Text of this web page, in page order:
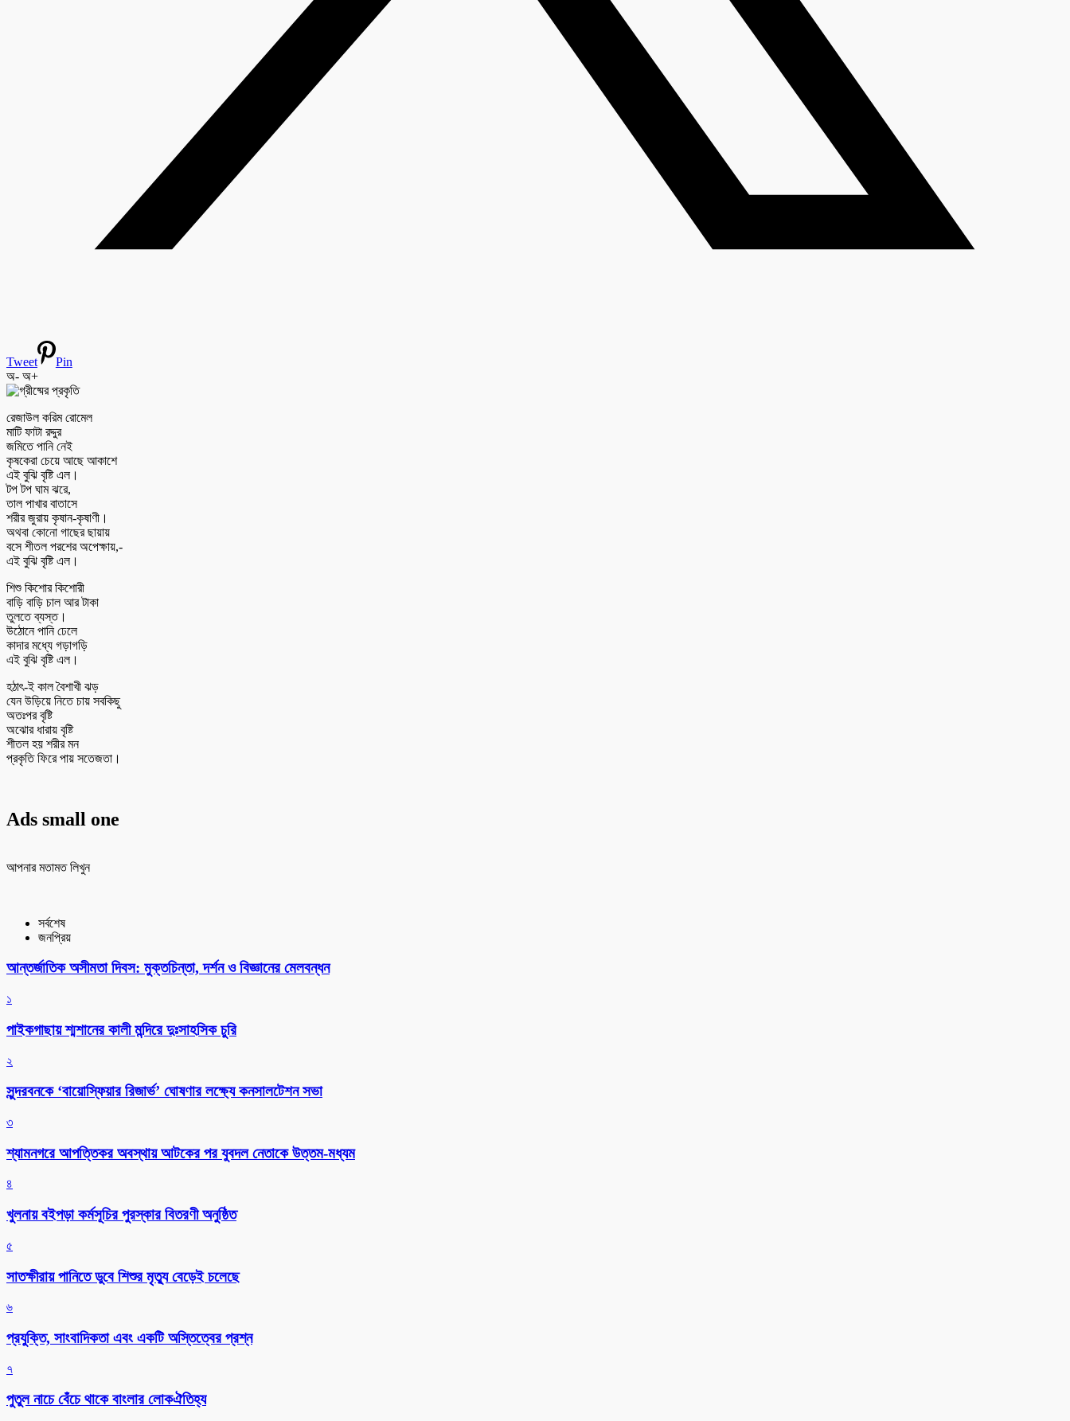
Tweet
Pin
অ- অ+
রেজাউল করিম রোমেল
মাটি ফাটা রদ্দুর
জমিতে পানি নেই
কৃষকেরা চেয়ে আছে আকাশে
এই বুঝি বৃষ্টি এল।
টপ টপ ঘাম ঝরে,
তাল পাখার বাতাসে
শরীর জুরায় কৃষান-কৃষাণী।
অথবা কোনো গাছের ছায়ায়
বসে শীতল পরশের অপেক্ষায়,-
এই বুঝি বৃষ্টি এল।
শিশু কিশোর কিশোরী
বাড়ি বাড়ি চাল আর টাকা
তুলতে ব্যস্ত।
উঠোনে পানি ঢেলে
কাদার মধ্যে গড়াগড়ি
এই বুঝি বৃষ্টি এল।
হঠাৎ-ই কাল বৈশাখী ঝড়
যেন উড়িয়ে নিতে চায় সবকিছু
অতঃপর বৃষ্টি
অঝোর ধারায় বৃষ্টি
শীতল হয় শরীর মন
প্রকৃতি ফিরে পায় সতেজতা।
Ads small one
আপনার মতামত লিখুন
সর্বশেষ
জনপ্রিয়
আন্তর্জাতিক অসীমতা দিবস: মুক্তচিন্তা, দর্শন ও বিজ্ঞানের মেলবন্ধন
১
পাইকগাছায় শ্মশানের কালী মন্দিরে দুঃসাহসিক চুরি
২
সুন্দরবনকে ‘বায়োস্ফিয়ার রিজার্ভ’ ঘোষণার লক্ষ্যে কনসালটেশন সভা
৩
শ্যামনগরে আপত্তিকর অবস্থায় আটকের পর যুবদল নেতাকে উত্তম-মধ্যম
৪
খুলনায় বইপড়া কর্মসূচির পুরস্কার বিতরণী অনুষ্ঠিত
৫
সাতক্ষীরায় পানিতে ডুবে শিশুর মৃত্যু বেড়েই চলেছে
৬
প্রযুক্তি, সাংবাদিকতা এবং একটি অস্তিত্বের প্রশ্ন
৭
পুতুল নাচে বেঁচে থাকে বাংলার লোকঐতিহ্য